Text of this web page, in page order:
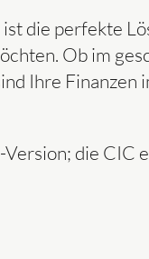
die perfekte
Ob im
Ihre Finanzen
die CIC